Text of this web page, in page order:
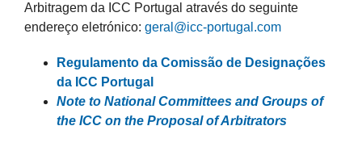
Arbitragem da ICC Portugal através do seguinte
endereço eletrónico: geral@icc-portugal.com
Regulamento da Comissão de Designações
da ICC Portugal
Note to National Committees and Groups of
the ICC on the Proposal of Arbitrators